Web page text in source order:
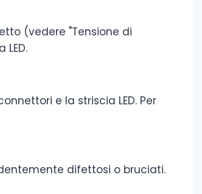
(vedere "Tensione di
e la striscia LED. Per
difettosi o bruciati.